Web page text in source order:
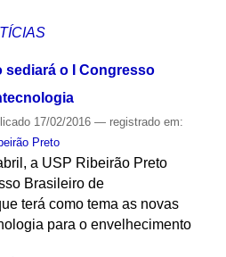
sediará o I Congresso
17/02/2016 — registrado em:
Preto
a USP Ribeirão Preto
Brasileiro de
terá como tema as novas
para o envelhecimento